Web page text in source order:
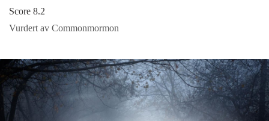
Score 8.2
Vurdert av Commonmormon